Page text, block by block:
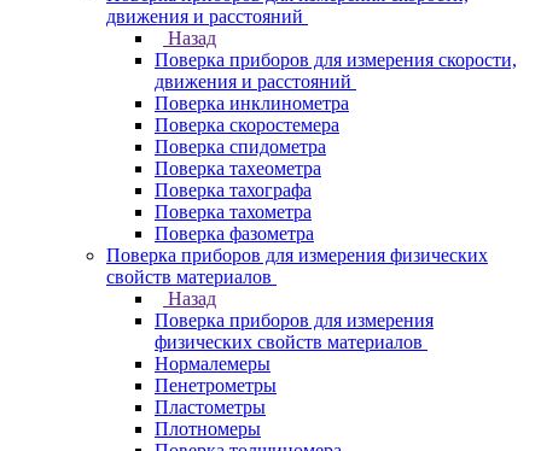
движения и расстояний
Назад
Поверка приборов для измерения скорости,
движения и расстояний
Поверка инклинометра
Поверка скоростемера
Поверка спидометра
Поверка тахеометра
Поверка тахографа
Поверка тахометра
Поверка фазометра
Поверка приборов для измерения физических
свойств материалов
Назад
Поверка приборов для измерения
физических свойств материалов
Нормалемеры
Пенетрометры
Пластометры
Плотномеры